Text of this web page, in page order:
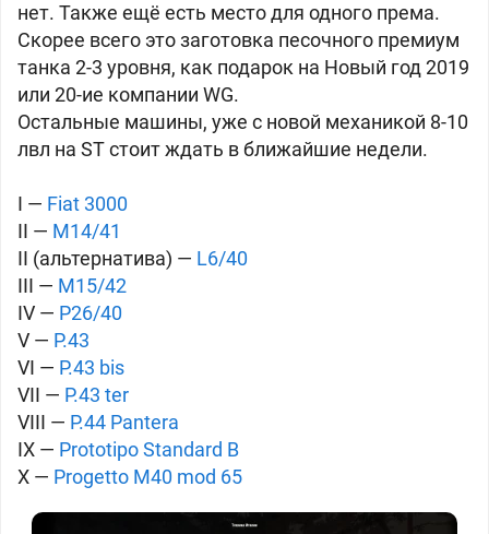
нет. Также ещё есть место для одного према.
Скорее всего это заготовка песочного премиум
танка 2-3 уровня, как подарок на Новый год 2019
или 20-ие компании WG.
Остальные машины, уже с новой механикой 8-10
лвл на ST стоит ждать в ближайшие недели.
I — Fiat 3000
II — M14/41
II (альтернатива) — L6/40
III — M15/42
IV — P26/40
V — P.43
VI — P.43 bis
VII — P.43 ter
VIII — P.44 Pantera
IX — Prototipo Standard B
X — Progetto M40 mod 65